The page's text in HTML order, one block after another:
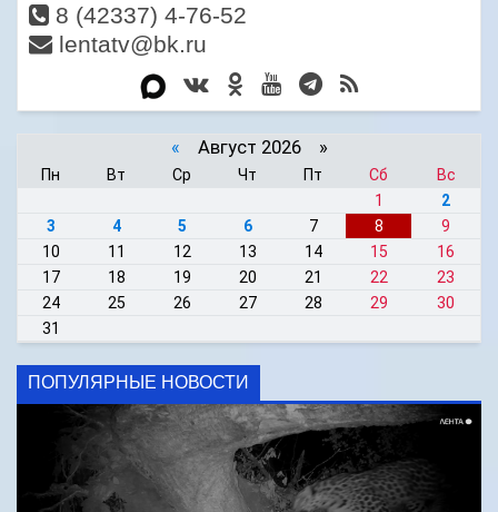
8 (42337) 4-76-52
lentatv@bk.ru
« Август 2026 »
Пн Вт Ср Чт Пт Сб
Вс
1
2
3
4 5 6 7 8
9
10
11 12 13 14 15
16
17
18 19 20 21 22
23
24
25 26 27 28 29
30
31
ПОПУЛЯРНЫЕ НОВОСТИ